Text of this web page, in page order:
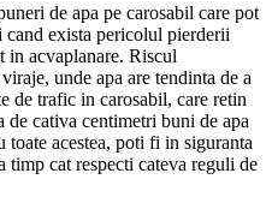
de apa pe carosabil care pot
exista pericolul pierderii
acvaplanare. Riscul
unde apa are tendinta de a
de trafic in carosabil, care retin
de cativa centimetri buni de apa
toate acestea, poti fi in siguranta
timp cat respecti cateva reguli de